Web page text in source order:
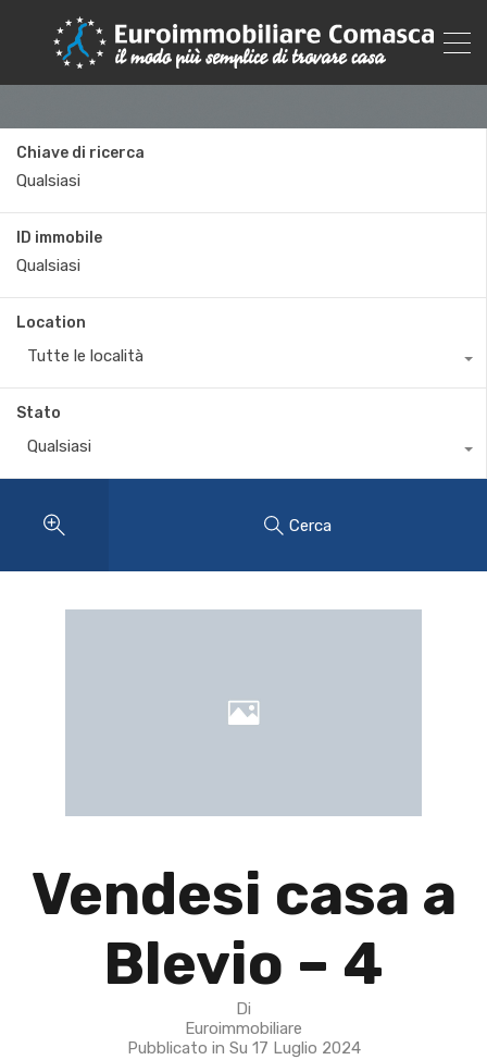
Chiave di ricerca
ID immobile
Location
Tutte le località
Stato
Qualsiasi
Cerca
Vendesi casa a
Blevio – 4
Di
Euroimmobiliare
Pubblicato in Su 17 Luglio 2024